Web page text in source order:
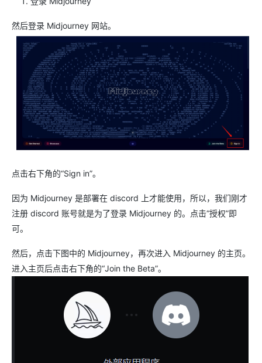
然后登录 Midjourney 网站。
点击右下角的“Sign in”。
因为 Midjourney 是部署在 discord 上才能使用，所以，我们刚才
注册 discord 账号就是为了登录 Midjourney 的。点击“授权”即
可。
然后，点击下图中的 Midjourney，再次进入 Midjourney 的主页。
进入主页后点击右下角的“Join the Beta”。